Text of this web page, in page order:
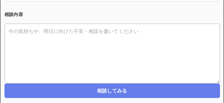
相談内容
相談してみる